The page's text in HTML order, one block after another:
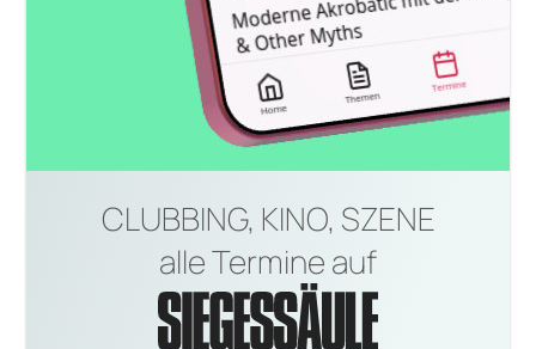
CLUBBING, KINO, SZENE
alle Termine auf